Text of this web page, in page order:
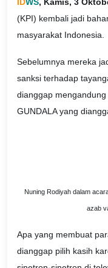
(KPI) kembali jadi
masyarakat Indonesia.
Sebelumnya mereka
sanksi terhadap
dianggap
GUNDALA yang
Nuning Rodiyah dalam
azab
Apa yang membuat
dianggap pilih kasih